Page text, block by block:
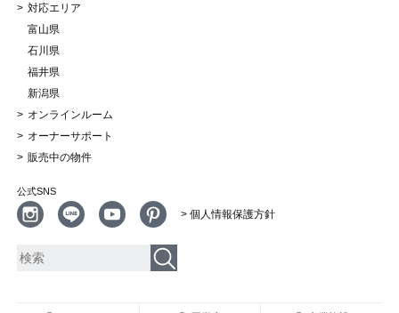
対応エリア
富山県
石川県
福井県
新潟県
オンラインルーム
オーナーサポート
販売中の物件
公式SNS
> 個人情報保護方針